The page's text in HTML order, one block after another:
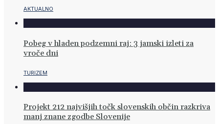
AKTUALNO
Pobeg v hladen podzemni raj: 3 jamski izleti za
vroče dni
TURIZEM
Projekt 212 najvišjih točk slovenskih občin razkriva
manj znane zgodbe Slovenije